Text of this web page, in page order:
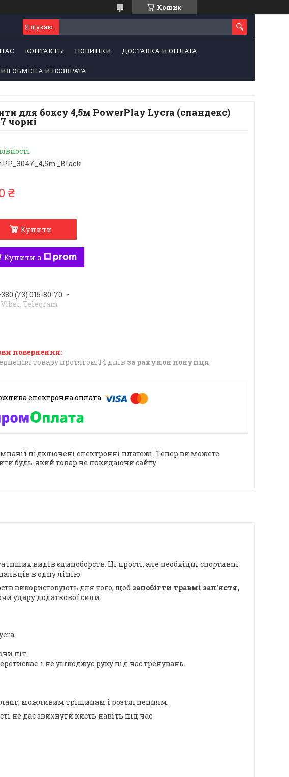
Кошик
КОНТАКТЫ НОВИНКИ ДОСТАВКА И ОПЛАТА
ОБМЕНА И ВОЗВРАТА
для боксу 4,5м PowerPlay Lycra (спандекс)
чорні
PP_3047_4,5m_Black
₴
Купити
Купити з
(73) 015-80-70
Viber, Telegram
товару протягом 14 днів за рахунок покупця
підключені електронні платежі. Тепер ви можете
будь-який товар не покидаючи сайту.
видів єдиноборств. Ці прості, але необхідні спортивні
в одну лінію.
використовують для того, щоб запобігти травмі зап'ястя,
удару додаткової сили.
піт.
і не ушкоджує руку під час тренувань.
можливим тріщинам і розтягненням.
не дає звихнути кисть навіть під час